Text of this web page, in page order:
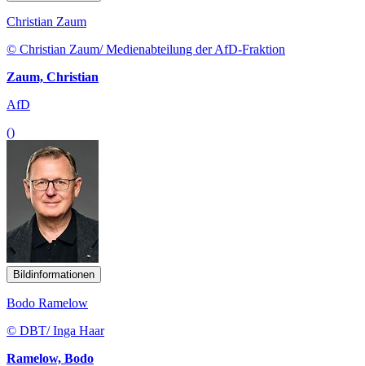
Christian Zaum
© Christian Zaum/ Medienabteilung der AfD-Fraktion
Zaum, Christian
AfD
()
Bildinformationen
Bodo Ramelow
© DBT/ Inga Haar
Ramelow, Bodo